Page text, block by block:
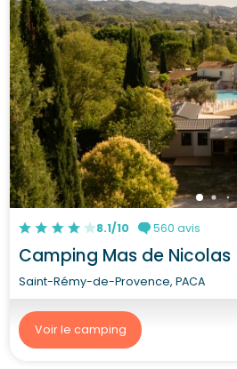
8.1/10 560 avis
Camping Mas de Nicolas
Saint-Rémy-de-Provence, PACA
Voir le camping